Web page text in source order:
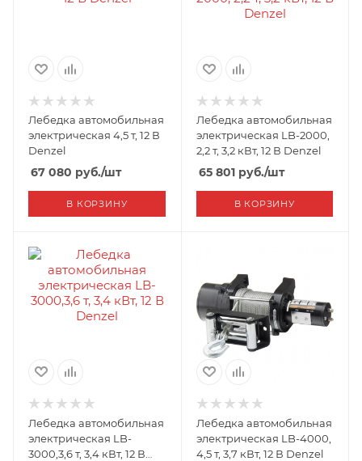
Лебедка автомобильная
электрическая 4,5 т, 12 В
Denzel
67 080 руб./шт
В КОРЗИНУ
Лебедка автомобильная
электрическая LB-2000,
2,2 т, 3,2 кВт, 12 В Denzel
65 801руб./шт
В КОРЗИНУ
Лебедка автомобильная
электрическая LB-
3000,3,6 т, 3,4 кВт, 12 В
Лебедка автомобильная
электрическая LB-4000,
4,5 т, 3,7 кВт, 12 В Denzel